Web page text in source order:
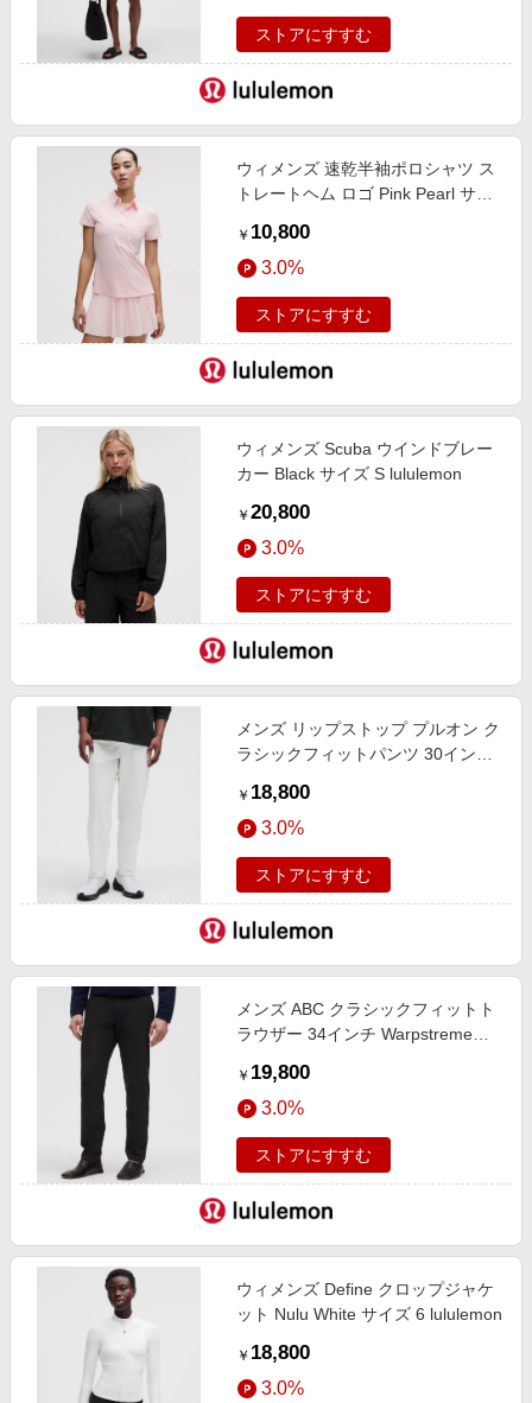
ストアにすすむ
ウィメンズ 速乾半袖ポロシャツ ス
トレートヘム ロゴ Pink Pearl サイ
￥ 10,800
3.0%
ストアにすすむ
ウィメンズ Scuba ウインドブレー
カー Black サイズ S lululemon
￥ 20,800
3.0%
ストアにすすむ
メンズ リップストップ プルオン ク
ラシックフィットパンツ 30インチ
￥ 18,800
3.0%
ストアにすすむ
メンズ ABC クラシックフィットト
ラウザー 34インチ Warpstreme
￥ 19,800
3.0%
ストアにすすむ
ウィメンズ Define クロップジャケ
ット Nulu White サイズ 6 lululemon
￥ 18,800
3.0%